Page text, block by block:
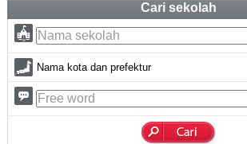
Cari sekolah
Nama kota dan prefektur